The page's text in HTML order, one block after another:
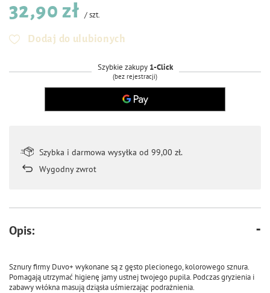
32,90 zł /szt.
Dodaj do ulubionych
Szybkie zakupy 1-Click
(bez rejestracji)
Szybka i darmowa wysyłka od 99,00 zł.
Wygodny zwrot
Opis:
Sznury firmy Duvo+ wykonane są z gęsto plecionego, kolorowego sznura.
Pomagają utrzymać higienę jamy ustnej twojego pupila. Podczas gryzienia i
zabawy włókna masują dziąsła uśmierzając podrażnienia.